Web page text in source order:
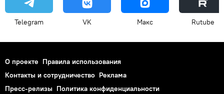
Telegram VK Макс Rutube
О проекте Правила использования
Контакты и сотрудничество Реклама
Пресс-релизы Политика конфиденциальности